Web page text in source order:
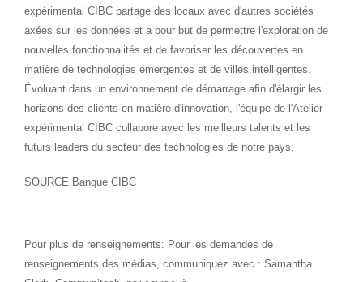
expérimental CIBC partage des locaux avec d'autres sociétés
axées sur les données et a pour but de permettre l'exploration de
nouvelles fonctionnalités et de favoriser les découvertes en
matière de technologies émergentes et de villes intelligentes.
Évoluant dans un environnement de démarrage afin d'élargir les
horizons des clients en matière d'innovation, l'équipe de l'Atelier
expérimental CIBC collabore avec les meilleurs talents et les
futurs leaders du secteur des technologies de notre pays.
SOURCE Banque CIBC
Pour plus de renseignements: Pour les demandes de
renseignements des médias, communiquez avec : Samantha